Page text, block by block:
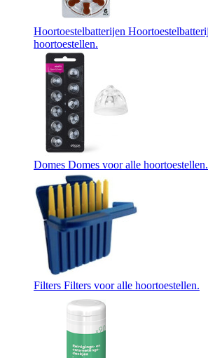
Hoortoestelbatterijen
hoortoestellen.
Domes Domes voor alle hoortoestellen.
Filters Filters voor alle hoortoestellen.